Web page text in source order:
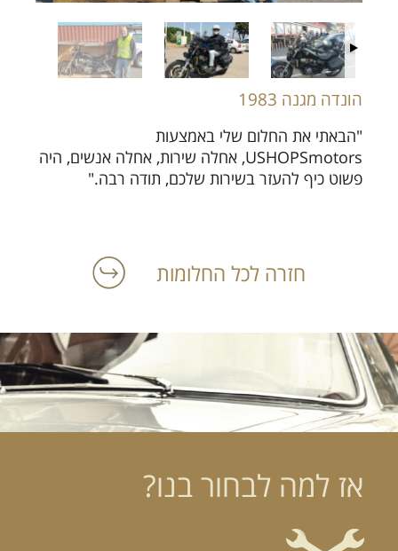
הונדה מגנה 1983
"הבאתי את החלום שלי באמצעות
USHOPSmotors, אחלה שירות, אחלה אנשים, היה
פשוט כיף להעזר בשירות שלכם, תודה רבה."
חזרה לכל החלומות
אז למה לבחור בנו?